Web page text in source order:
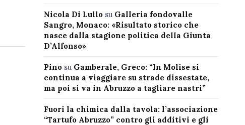
Nicola Di Lullosu Galleria fondovalle
Sangro, Monaco: «Risultato storico che
nasce dalla stagione politica della Giunta
D’Alfonso»
Pinosu Gamberale, Greco: “In Molise si
continua a viaggiare su strade dissestate,
ma poi si va in Abruzzo a tagliare nastri”
Fuori la chimica dalla tavola: l’associazione
“Tartufo Abruzzo” contro gli additivi e gli